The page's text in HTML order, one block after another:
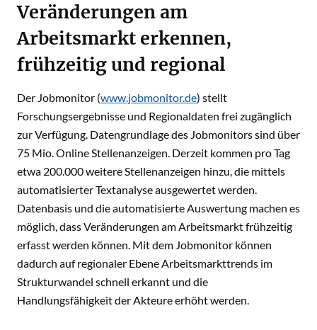
Veränderungen am
Arbeitsmarkt erkennen,
frühzeitig und regional
Der Jobmonitor (www.jobmonitor.de) stellt
Forschungsergebnisse und Regionaldaten frei zugänglich
zur Verfügung. Datengrundlage des Jobmonitors sind über
75 Mio. Online Stellenanzeigen. Derzeit kommen pro Tag
etwa 200.000 weitere Stellenanzeigen hinzu, die mittels
automatisierter Textanalyse ausgewertet werden.
Datenbasis und die automatisierte Auswertung machen es
möglich, dass Veränderungen am Arbeitsmarkt frühzeitig
erfasst werden können. Mit dem Jobmonitor können
dadurch auf regionaler Ebene Arbeitsmarkttrends im
Strukturwandel schnell erkannt und die
Handlungsfähigkeit der Akteure erhöht werden.